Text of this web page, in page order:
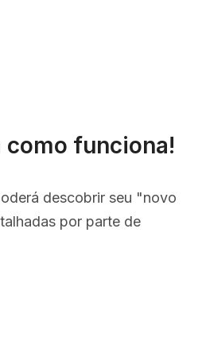
como funciona!
descobrir seu "novo
por parte de